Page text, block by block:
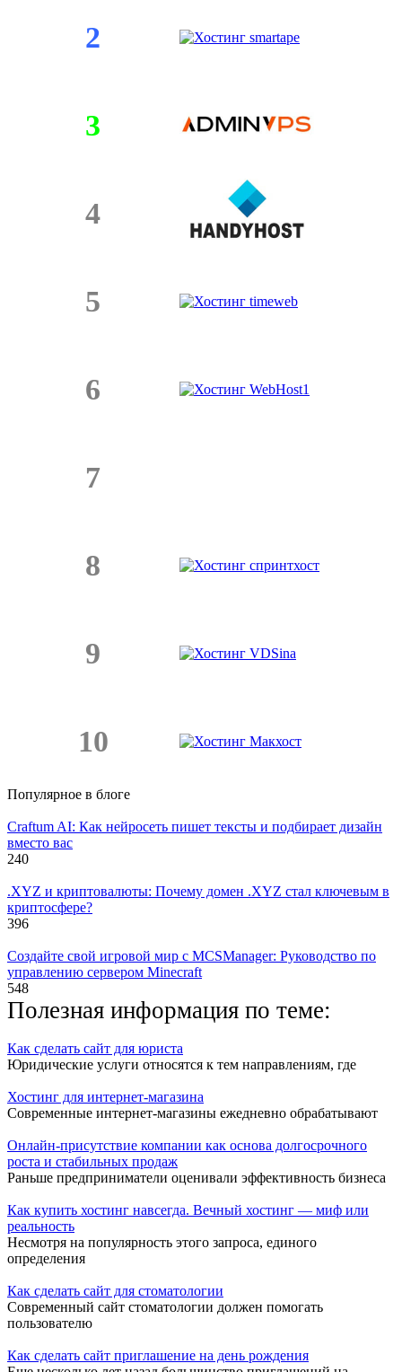
2
3
4
5
6
7
8
9
10
Популярное в блоге
Craftum AI: Как нейросеть пишет тексты и подбирает дизайн
вместо вас
240
.XYZ и криптовалюты: Почему домен .XYZ стал ключевым в
криптосфере?
396
Создайте свой игровой мир с MCSManager: Руководство по
управлению сервером Minecraft
548
Полезная информация по теме:
Как сделать сайт для юриста
Юридические услуги относятся к тем направлениям, где
Хостинг для интернет-магазина
Современные интернет-магазины ежедневно обрабатывают
Онлайн-присутствие компании как основа долгосрочного
роста и стабильных продаж
Раньше предприниматели оценивали эффективность бизнеса
Как купить хостинг навсегда. Вечный хостинг — миф или
реальность
Несмотря на популярность этого запроса, единого
определения
Как сделать сайт для стоматологии
Современный сайт стоматологии должен помогать
пользователю
Как сделать сайт приглашение на день рождения